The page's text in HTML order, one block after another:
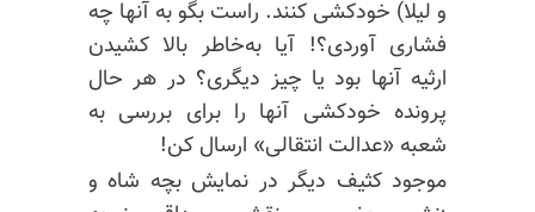
و لیلا) خودکشی کنند. راست بگو به آنها چه
فشاری آوردی؟! آیا به‌خاطر بالا کشیدن
ارثیه آنها بود یا چیز دیگری؟ در هر حال
پرونده خودکشی آنها را برای بررسی به
شعبه «عدالت انتقالی» ارسال کن!
موجود کثیف دیگر در نمایش بچه شاه و